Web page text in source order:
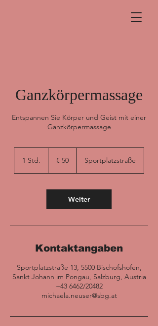
Ganzkörpermassage
Entspannen Sie Körper und Geist mit einer
Ganzkörpermassage
1 Std. € 50 Sportplatzstraße
Weiter
Kontaktangaben
Sportplatzstraße 13, 5500 Bischofshofen,
Sankt Johann im Pongau, Salzburg, Austria
+43 6462/20482
michaela.neuser@sbg.at